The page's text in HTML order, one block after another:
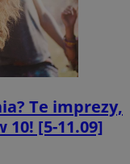
Te imprezy,
[5-11.09]